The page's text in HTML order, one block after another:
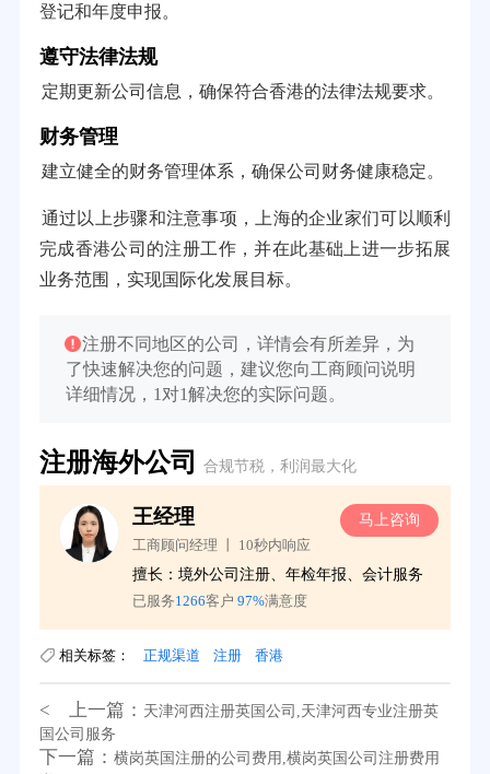
登记和年度申报。
遵守法律法规
定期更新公司信息，确保符合香港的法律法规要求。
财务管理
建立健全的财务管理体系，确保公司财务健康稳定。
通过以上步骤和注意事项，上海的企业家们可以顺利
完成香港公司的注册工作，并在此基础上进一步拓展
业务范围，实现国际化发展目标。
注册不同地区的公司，详情会有所差异，为
了快速解决您的问题，建议您向工商顾问说明
详细情况，1对1解决您的实际问题。
注册海外公司 合规节税，利润最大化
王经理
工商顾问经理 丨 10秒内响应
擅长：境外公司注册、年检年报、会计服务
已服务1266客户 97%满意度
马上咨询
相关标签： 正规渠道 注册 香港
< 上一篇： 天津河西注册英国公司,天津河西专业注册英
国公司服务
下一篇： 横岗英国注册的公司费用,横岗英国公司注册费用